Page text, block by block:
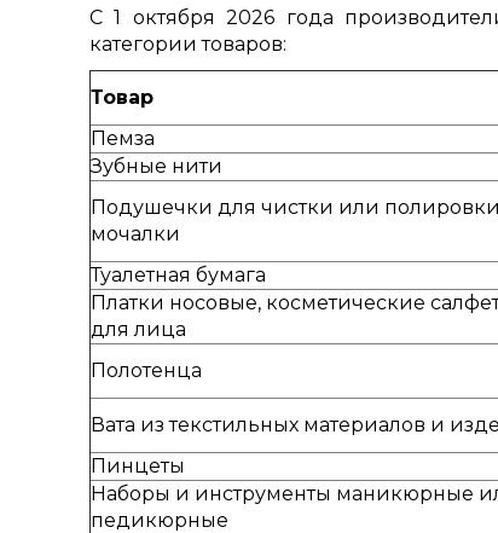
С 1 октября 2026 года
категории товаров:
Товар
Пемза
Зубные нити
Подушечки для чистки или
мочалки
Туалетная бумага
Платки носовые, косметические
для лица
Полотенца
Вата из текстильных материалов и
Пинцеты
Наборы и инструменты маникюрные
педикюрные